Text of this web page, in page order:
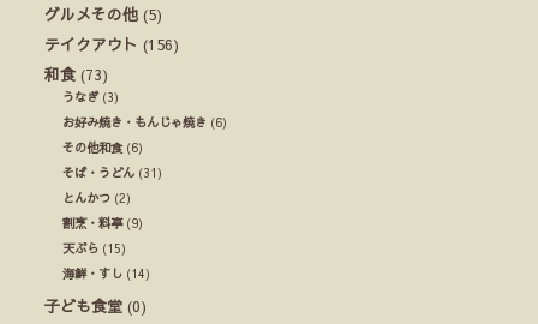
グルメその他 (5)
テイクアウト (156)
和食 (73)
うなぎ(3)
お好み焼き・もんじゃ焼き (6)
その他和食(6)
そば・うどん (31)
とんかつ (2)
割烹・料亭(9)
天ぷら (15)
海鮮・すし (14)
子ども食堂 (0)